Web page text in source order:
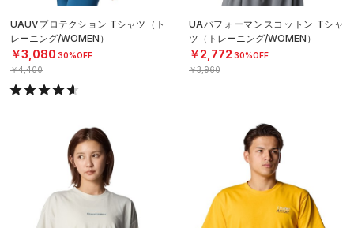
UAUVプロテクション Tシャツ（ト
レーニング/WOMEN）
￥3,080 30%OFF
￥4,400
UAパフォーマンスコットン Tシャ
ツ（トレーニング/WOMEN）
￥2,772 30%OFF
￥3,960